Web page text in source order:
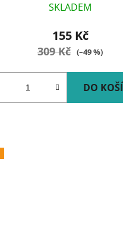
SKLADEM
155 Kč
309 Kč (–49 %)
DO